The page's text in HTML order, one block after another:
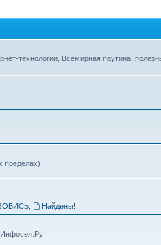
технологии, Всемирная паутина,
пределах)
, Найдены!